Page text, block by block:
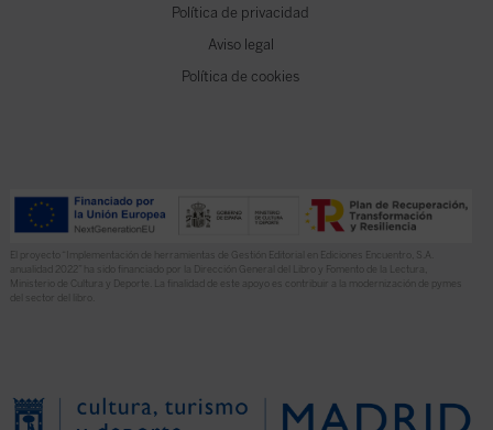
Política de privacidad
Aviso legal
Política de cookies
El proyecto “Implementación de herramientas de Gestión Editorial en Ediciones Encuentro, S.A.
anualidad 2022” ha sido financiado por la Dirección General del Libro y Fomento de la Lectura,
Ministerio de Cultura y Deporte. La finalidad de este apoyo es contribuir a la modernización de pymes
del sector del libro.